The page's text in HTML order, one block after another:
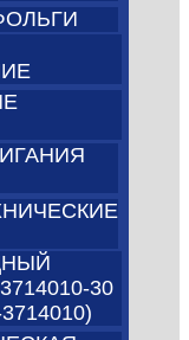
30